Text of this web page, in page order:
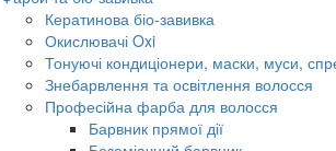
Кератинова біо-завивка
Окислювачі Oxi
Тонуючі кондиціонери, маски, муси,
Знебарвлення та освітлення волосся
Професійна фарба для волосся
Барвник прямої дії